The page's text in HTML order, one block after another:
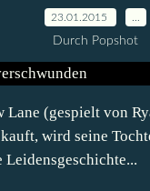
23.01.2015
Durch Popshot
(gespielt von
wird seine